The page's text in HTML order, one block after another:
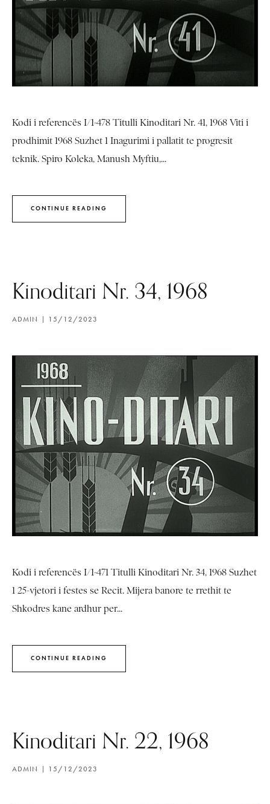
Kodi i referencës I/1-478 Titulli Kinoditari Nr. 41, 1968 Viti i
prodhimit 1968 Suzhet 1 Inagurimi i pallatit te progresit
teknik. Spiro Koleka, Manush Myftiu,...
CONTINUE READING
Kinoditari Nr. 34, 1968
ADMIN 15/12/2023
Kodi i referencës I/1-471 Titulli Kinoditari Nr. 34, 1968 Suzhet
1 25-vjetori i festes se Recit. Mijera banore te rrethit te
Shkodres kane ardhur per...
CONTINUE READING
Kinoditari Nr. 22, 1968
ADMIN 15/12/2023